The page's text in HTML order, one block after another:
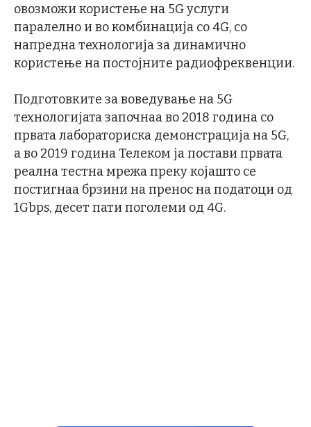
овозможи користење на 5G услуги
паралелно и во комбинација со 4G, со
напредна технологија за динамично
користење на постојните радиофреквенции.
Подготовките за воведување на 5G
технологијата започнаа во 2018 година со
првата лабораториска демонстрација на 5G,
а во 2019 година Телеком ја постави првата
реална тестна мрежа преку којашто се
постигнаа брзини на пренос на податоци од
1Gbps, десет пати поголеми од 4G.